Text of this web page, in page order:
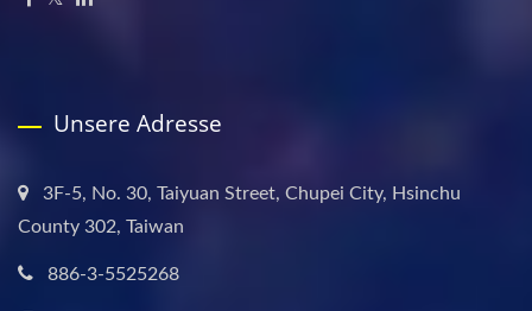
Unsere Adresse
3F-5, No. 30, Taiyuan Street, Chupei City, Hsinchu
County 302, Taiwan
886-3-5525268